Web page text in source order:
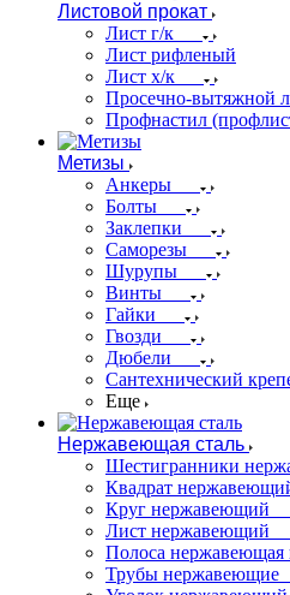
Листовой прокат
Лист г/к
Лист рифленый
Лист х/к
Просечно-вытяжной
Профнастил
Метизы
Анкеры
Болты
Заклепки
Саморезы
Шурупы
Винты
Гайки
Гвозди
Дюбели
Сантехнический
Еще
Нержавеющая сталь
Шестигранники
Квадрат
Круг нержавеющий
Лист нержавеющий
Полоса нержавеющая
Трубы нержавеющие